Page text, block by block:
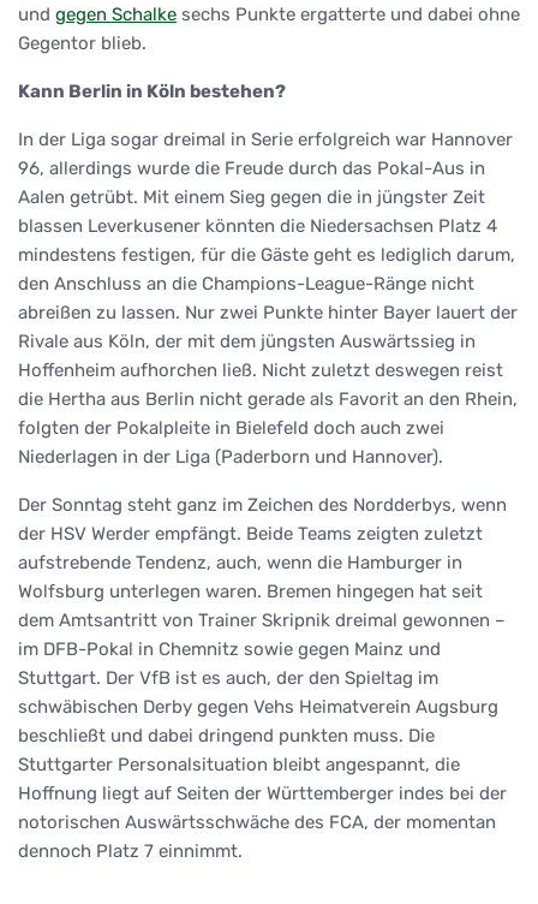
und gegen Schalke sechs Punkte ergatterte und dabei ohne
Gegentor blieb.
Kann Berlin in Köln bestehen?
In der Liga sogar dreimal in Serie erfolgreich war Hannover
96, allerdings wurde die Freude durch das Pokal-Aus in
Aalen getrübt. Mit einem Sieg gegen die in jüngster Zeit
blassen Leverkusener könnten die Niedersachsen Platz 4
mindestens festigen, für die Gäste geht es lediglich darum,
den Anschluss an die Champions-League-Ränge nicht
abreißen zu lassen. Nur zwei Punkte hinter Bayer lauert der
Rivale aus Köln, der mit dem jüngsten Auswärtssieg in
Hoffenheim aufhorchen ließ. Nicht zuletzt deswegen reist
die Hertha aus Berlin nicht gerade als Favorit an den Rhein,
folgten der Pokalpleite in Bielefeld doch auch zwei
Niederlagen in der Liga (Paderborn und Hannover).
Der Sonntag steht ganz im Zeichen des Nordderbys, wenn
der HSV Werder empfängt. Beide Teams zeigten zuletzt
aufstrebende Tendenz, auch, wenn die Hamburger in
Wolfsburg unterlegen waren. Bremen hingegen hat seit
dem Amtsantritt von Trainer Skripnik dreimal gewonnen –
im DFB-Pokal in Chemnitz sowie gegen Mainz und
Stuttgart. Der VfB ist es auch, der den Spieltag im
schwäbischen Derby gegen Vehs Heimatverein Augsburg
beschließt und dabei dringend punkten muss. Die
Stuttgarter Personalsituation bleibt angespannt, die
Hoffnung liegt auf Seiten der Württemberger indes bei der
notorischen Auswärtsschwäche des FCA, der momentan
dennoch Platz 7 einnimmt.